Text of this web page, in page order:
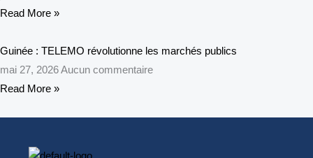
Read More »
Guinée : TELEMO révolutionne les marchés publics
mai 27, 2026Aucun commentaire
Read More »